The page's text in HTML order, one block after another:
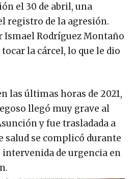
el 30 de abril, una
registro de la agresión.
Ismael Rodríguez Montaño
la cárcel, lo que le dio
las últimas horas de 2021,
llegó muy grave al
y fue trasladada a
salud se complicó durante
intervenida de urgencia en